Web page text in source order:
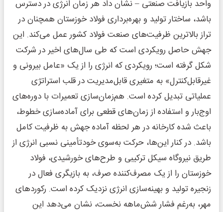
واحد بازیافت صنعتی – نشان داد هر زمان انرژی در دسترس
باشد، ساختار تولید و بهره‌برداری فولاد خوزستان همچنان در
تراز بالاترین ظرفیت‌های صنعت فولاد کشور عمل می‌کند. این
جهش حاصل رویکردی است که طی سال‌های اخیر در شرکت
شکل گرفته است؛ رویکردی که انرژی را از یک «عامل بیرونی و
غیرقابل‌کنترل» به متغیری قابل‌مدیریت در قلب استراتژی
عملیاتی تبدیل کرده است. هم‌زمان‌سازی تعمیرات با دوره‌های
اوج‌بار و استفاده از زمان‌های قطعی برای آماده‌سازی خطوط،
باعث شده کارخانه در هر لحظه آماده جهش به ظرفیت کامل
باشد. در کنار این‌ها، حرکت به‌سوی خودتأمینی نسبی انرژی از
طریق نیروگاه سیکل ترکیبی و طرح‌های خورشیدی، فولاد
خوزستان را از یک مصرف‌کننده صرف، به بازیگری فعال در
زنجیره تولید و بهینه‌سازی انرژی نزدیک کرده است. رکوردهای
مهر، به‌رغم فشار شش‌ماهه نخست، نشان می‌دهد این